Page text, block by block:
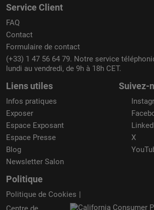
Service Client
FAQ
Contact
Formulaire de contact
(+33) 1 47 56 64 79. Notre service
lundi au vendredi, de 9h à 18h CET.
Liens utiles
Infos pratiques
Exposer
Espace Exposant
Espace Presse
Blog
Newsletter Salon
Suivez-
X
Politique
Politique de Cookies